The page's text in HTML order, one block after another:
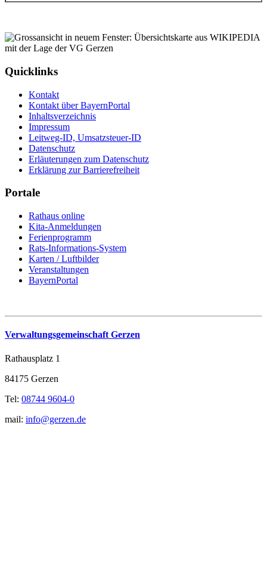
Quicklinks
Kontakt
Kontakt über BayernPortal
Inhaltsverzeichnis
Impressum
Leitweg-ID, Umsatzsteuer-ID
Datenschutz
Erläuterungen zum Datenschutz
Erklärung zur Barrierefreiheit
Portale
Rathaus online
Kita-Anmeldungen
Ferienprogramm
Rats-Informations-System
Karten / Luftbilder
Veranstaltungen
BayernPortal
Verwaltungsgemeinschaft Gerzen
Rathausplatz 1
84175 Gerzen
Tel: 08744 9604-0
mail: info@gerzen.de